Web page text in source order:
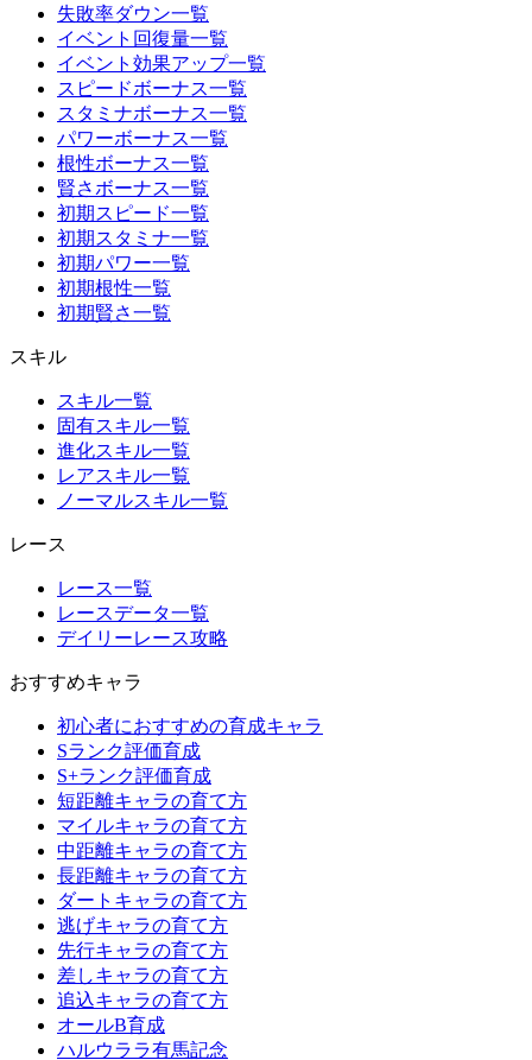
失敗率ダウン一覧
イベント回復量一覧
イベント効果アップ一覧
スピードボーナス一覧
スタミナボーナス一覧
パワーボーナス一覧
根性ボーナス一覧
賢さボーナス一覧
初期スピード一覧
初期スタミナ一覧
初期パワー一覧
初期根性一覧
初期賢さ一覧
スキル
スキル一覧
固有スキル一覧
進化スキル一覧
レアスキル一覧
ノーマルスキル一覧
レース
レース一覧
レースデータ一覧
デイリーレース攻略
おすすめキャラ
初心者におすすめの育成キャラ
Sランク評価育成
S+ランク評価育成
短距離キャラの育て方
マイルキャラの育て方
中距離キャラの育て方
長距離キャラの育て方
ダートキャラの育て方
逃げキャラの育て方
先行キャラの育て方
差しキャラの育て方
追込キャラの育て方
オールB育成
ハルウララ有馬記念